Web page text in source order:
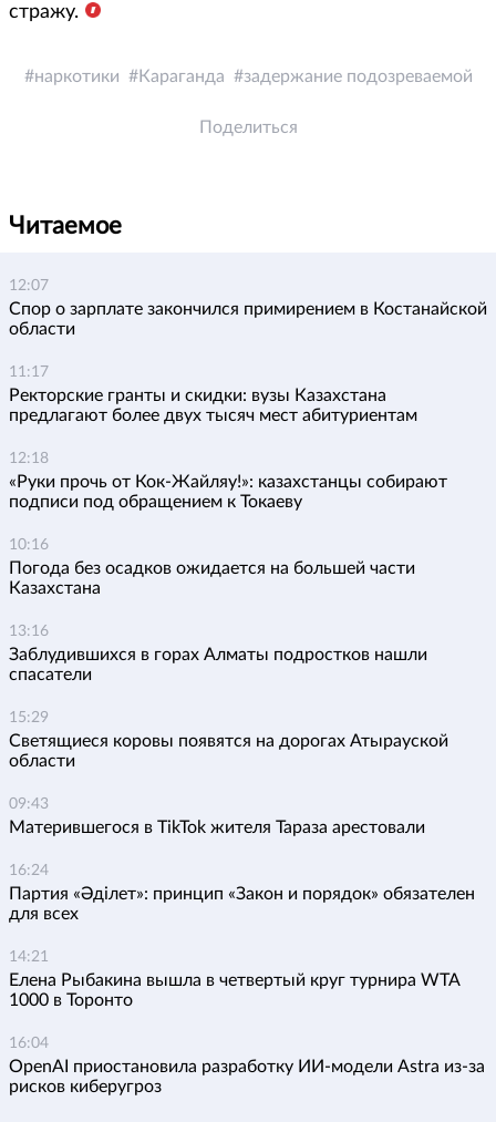
стражу.
наркотики Караганда задержание подозреваемой
Поделиться
Читаемое
12:07
Спор о зарплате закончился примирением в Костанайской
области
11:17
Ректорские гранты и скидки: вузы Казахстана
предлагают более двух тысяч мест абитуриентам
12:18
«Руки прочь от Кок-Жайляу!»: казахстанцы собирают
подписи под обращением к Токаеву
10:16
Погода без осадков ожидается на большей части
Казахстана
13:16
Заблудившихся в горах Алматы подростков нашли
спасатели
15:29
Светящиеся коровы появятся на дорогах Атырауской
области
09:43
Матерившегося в TikTok жителя Тараза арестовали
16:24
Партия «Әділет»: принцип «Закон и порядок» обязателен
для всех
14:21
Елена Рыбакина вышла в четвертый круг турнира WTA
1000 в Торонто
16:04
OpenAI приостановила разработку ИИ-модели Astra из-за
рисков киберугроз